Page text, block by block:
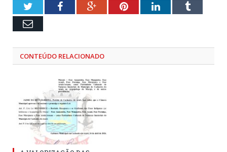
TwitterFacebookGoogle+PinterestLinkedInTumblr
Email
CONTEÚDO RELACIONADO